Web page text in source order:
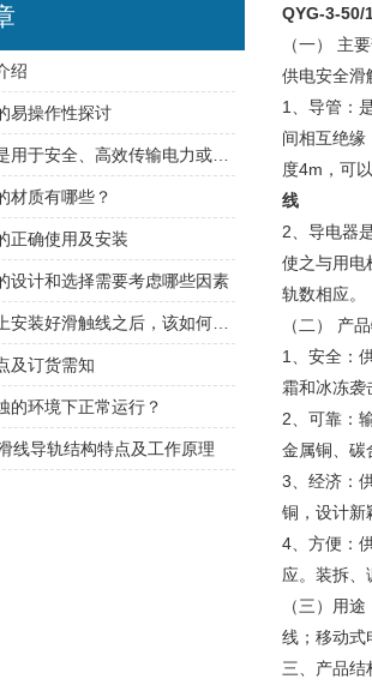
QYG-3-50/
（一） 主
供电安全滑
1、导管：
间相互绝缘
度4m，可
线
2、导电器
使之与用电
轨数相应。
（二） 产
1、安全：
霜和冰冻袭
2、可靠：
金属铜、碳
3、经济：
铜，设计新
4、方便：
应。装拆、
（三）用
线；移动式
三、产品结
绍
易操作性探讨
材质有哪些？
正确使用及安装
设计和选择需要考虑哪些因素
及订货需知
的环境下正常运行？
线导轨结构特点及工作原理